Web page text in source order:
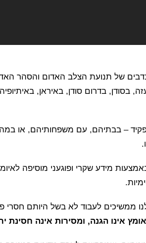
אנשי צוות ומתנדבים של תנועת הצלב האדום
בסודן, בדרום סודן, באיראן,
– בבתיהם, עם משפחותיהם, או
מידע שקרי ופוגעני מוסיפה
ממשיכים לעבוד לא בשל היותם
אומץ אינו הגנה, ומסירות אינה חסינת